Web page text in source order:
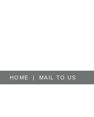
HOME | MAIL TO US